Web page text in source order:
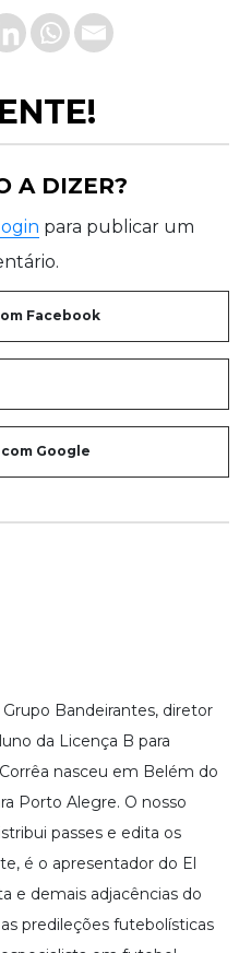
A DIZER?
login para publicar um
Bandeirantes, diretor
da Licença B para
nasceu em Belém do
Porto Alegre. O nosso
passes e edita os
é o apresentador do El
e demais adjacências do
predileções futebolísticas